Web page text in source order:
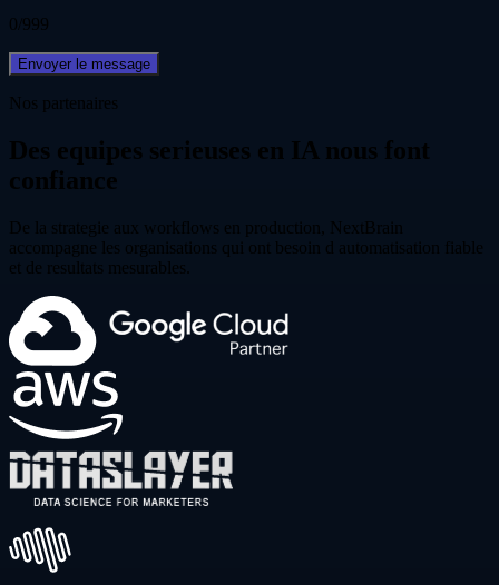
0/999
Envoyer le message
Nos partenaires
Des equipes serieuses en IA nous font
confiance
De la strategie aux workflows en production, NextBrain
accompagne les organisations qui ont besoin d automatisation fiable
et de resultats mesurables.